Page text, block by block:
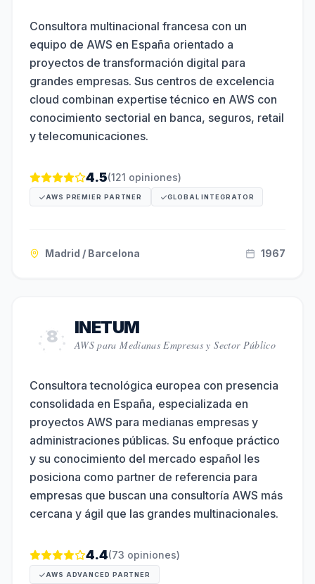
Consultora multinacional francesa con un
equipo de AWS en España orientado a
proyectos de transformación digital para
grandes empresas. Sus centros de excelencia
cloud combinan expertise técnico en AWS con
conocimiento sectorial en banca, seguros, retail
y telecomunicaciones.
4.5(121 opiniones)
AWS PREMIER PARTNER GLOBAL INTEGRATOR
Madrid / Barcelona 1967
8 INETUM
AWS para Medianas Empresas y Sector Público
Consultora tecnológica europea con presencia
consolidada en España, especializada en
proyectos AWS para medianas empresas y
administraciones públicas. Su enfoque práctico
y su conocimiento del mercado español les
posiciona como partner de referencia para
empresas que buscan una consultoría AWS más
cercana y ágil que las grandes multinacionales.
4.4(73 opiniones)
AWS ADVANCED PARTNER